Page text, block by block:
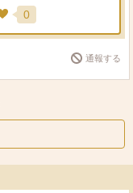
0
通報する